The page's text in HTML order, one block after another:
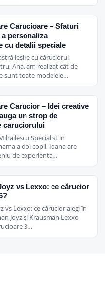
85 x 51 x 35 cm- pliat
kg (0-3 ani);
mai mare de 150º) si
se deschide/inchide, invelita
datorita fermoarului care ii
preferate ale copilului tau.
care poate fi acoperita;
separat):
Carucioare – Sfaturi
personaliza
cu detalii speciale
ieșire cu căruciorul
Ana, am realizat cât de
sunt toate modelele…
Carucior – Idei creative
un strop de
caruciorului
Specialist in
a doi copii, Ioana are
de experienta…
vs Lexxo: ce cărucior
vs Lexxo: ce cărucior alegi în
Joyz și Krausman Lexxo
3…